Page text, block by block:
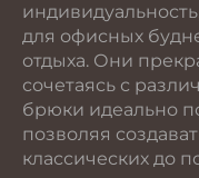
для офисных
отдыха. Они
сочетаясь с
брюки идеально
позволяя
классических до